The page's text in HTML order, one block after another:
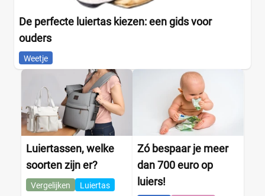
De perfecte luiertas kiezen: een gids voor
ouders
Weetje
Luiertassen, welke
soorten zijn er?
Vergelijken Luiertas
Zó bespaar je meer
dan 700 euro op
luiers!